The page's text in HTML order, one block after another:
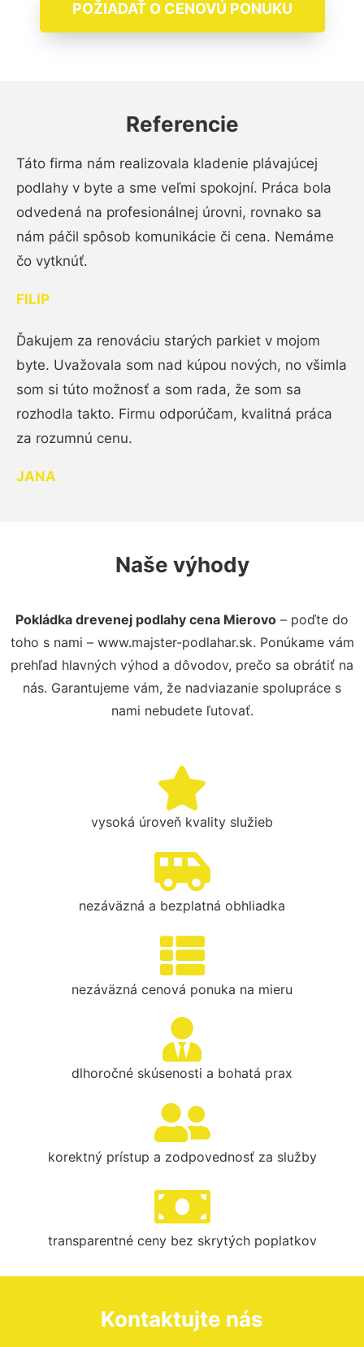
POŽIADAŤ O CENOVÚ PONUKU
Referencie
Táto firma nám realizovala kladenie plávajúcej
podlahy v byte a sme veľmi spokojní. Práca bola
odvedená na profesionálnej úrovni, rovnako sa
nám páčil spôsob komunikácie či cena. Nemáme
čo vytknúť.
FILIP
Ďakujem za renováciu starých parkiet v mojom
byte. Uvažovala som nad kúpou nových, no všimla
som si túto možnosť a som rada, že som sa
rozhodla takto. Firmu odporúčam, kvalitná práca
za rozumnú cenu.
JANA
Naše výhody
Pokládka drevenej podlahy cena Mierovo – poďte do
toho s nami – www.majster-podlahar.sk. Ponúkame vám
prehľad hlavných výhod a dôvodov, prečo sa obrátiť na
nás. Garantujeme vám, že nadviazanie spolupráce s
nami nebudete ľutovať.
vysoká úroveň kvality služieb
nezáväzná a bezplatná obhliadka
nezáväzná cenová ponuka na mieru
dlhoročné skúsenosti a bohatá prax
korektný prístup a zodpovednosť za služby
transparentné ceny bez skrytých poplatkov
Kontaktujte nás